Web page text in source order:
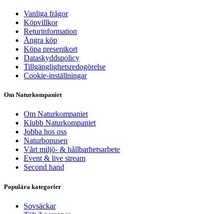
Vanliga frågor
Köpvillkor
Returinformation
Ångra köp
Köpa presentkort
Dataskyddspolicy
Tillgänglighetsredogörelse
Cookie-inställningar
Om Naturkompaniet
Om Naturkompaniet
Klubb Naturkompaniet
Jobba hos oss
Naturbonusen
Vårt miljö- & hållbarhetsarbete
Event & live stream
Second hand
Populära kategorier
Sovsäckar